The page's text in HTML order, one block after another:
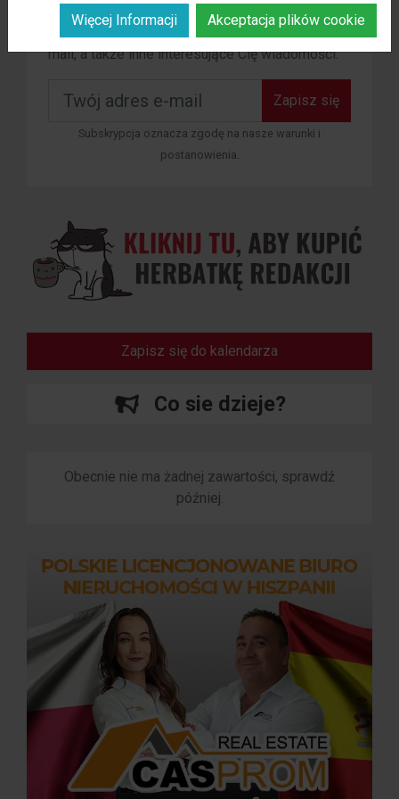
Zapisz się do naszego newslettera i otrzymuj
cyfrową kopię naszej gazety na swój adres e-
mail, a także inne interesujące Cię wiadomości.
Zapisz się
Subskrypcja oznacza zgodę na nasze warunki i
postanowienia.
Zapisz się do kalendarza
Co sie dzieje?
Obecnie nie ma żadnej zawartości, sprawdź
później.
Więcej Informacji Akceptacja plików cookie